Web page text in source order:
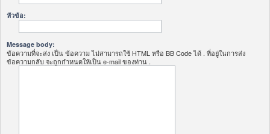
หัวข้อ:
Message body:
ข้อความที่จะส่ง เป็น ข้อความ ไม่สามารถใช้ HTML หรือ BB Code ได้ . ที่อยู่ในการส่ง
ข้อความกลับ จะถูกกำหนดให้เป็น e-mail ของท่าน .